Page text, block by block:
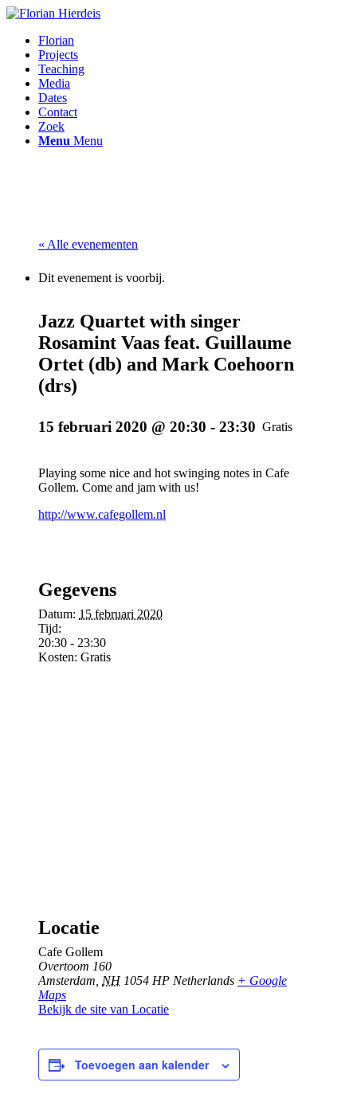
Florian
Projects
Teaching
Media
Dates
Contact
Zoek
Menu Menu
« Alle evenementen
Dit evenement is voorbij.
Jazz Quartet with singer
Rosamint Vaas feat. Guillaume
Ortet (db) and Mark Coehoorn
(drs)
15 februari 2020 @ 20:30 - 23:30 Gratis
Playing some nice and hot swinging notes in Cafe
Gollem. Come and jam with us!
http://www.cafegollem.nl
Gegevens
Datum: 15 februari 2020
Tijd:
20:30 - 23:30
Kosten: Gratis
Locatie
Cafe Gollem
Overtoom 160
Amsterdam NH 1054 HP Netherlands + Google
Maps
Bekijk de site van Locatie
Toevoegen aan kalender